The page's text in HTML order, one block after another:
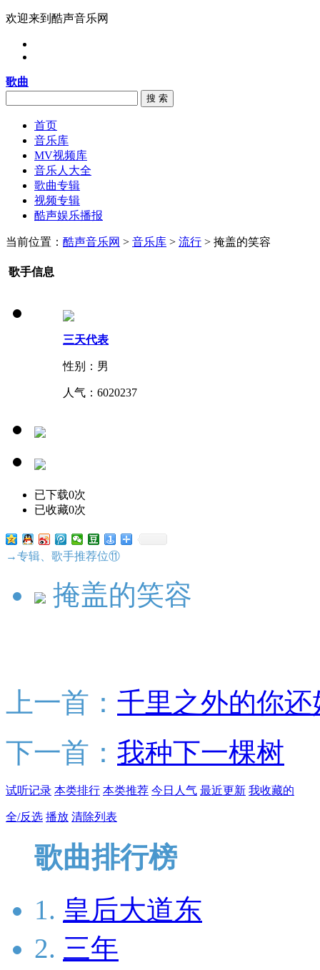
欢迎来到酷声音乐网
歌曲
搜 索
首页
音乐库
MV视频库
音乐人大全
歌曲专辑
视频专辑
酷声娱乐播报
当前位置： 酷声音乐网 > 音乐库 > 流行 > 掩盖的笑容
歌手信息
三天代表
性别：男
人气： 6020237
已下载0次
已收藏0次
→专辑、歌手推荐位⑪
掩盖的笑容
上一首： 千里之外的你还
下一首： 我种下一棵树
试听记录 本类排行 本类推荐 今日人气 最近更新 我收藏的
全/反选 播放 清除列表
歌曲排行榜
1. 皇后大道东
2. 三年